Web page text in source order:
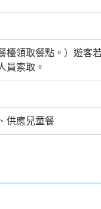
檯領取餐點。）遊客
員索取。
供應兒童餐